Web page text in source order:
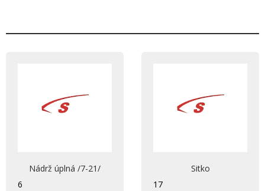
Nádrž úplná /7-21/
6
Sitko
17